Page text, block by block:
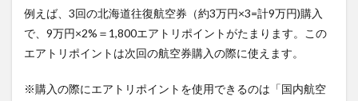
例えば、3回の北海道往復航空券（約3万円×3=計9万円)購入
で、9万円×2%＝ 1,800エアトリポイントがたまります。この
エアトリポイントは次回の航空券購入の際に使えます。
※購入の際にエアトリポイントを使用できるのは「国内航空